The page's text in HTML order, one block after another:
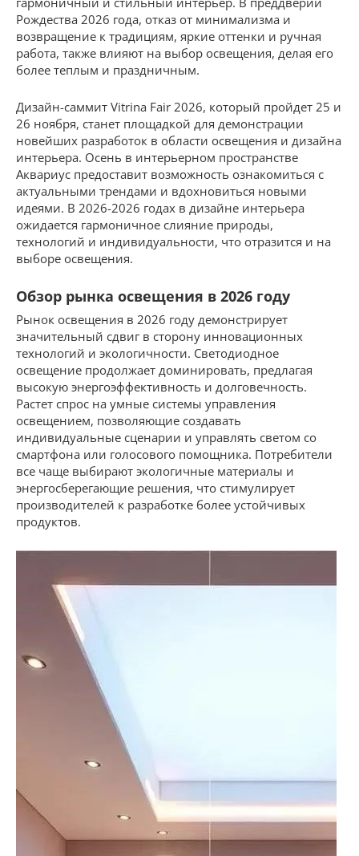
Рождества 2026 года, отказ от минимализма и
возвращение к традициям, яркие оттенки и ручная
работа, также влияют на выбор освещения, делая его
более теплым и праздничным.
Дизайн-саммит Vitrina Fair 2026, который пройдет 25 и
26 ноября, станет площадкой для демонстрации
новейших разработок в области освещения и дизайна
интерьера. Осень в интерьерном пространстве
Аквариус предоставит возможность ознакомиться с
актуальными трендами и вдохновиться новыми
идеями. В 2026-2026 годах в дизайне интерьера
ожидается гармоничное слияние природы,
технологий и индивидуальности, что отразится и на
выборе освещения.
Обзор рынка освещения в 2026 году
Рынок освещения в 2026 году демонстрирует
значительный сдвиг в сторону инновационных
технологий и экологичности. Светодиодное
освещение продолжает доминировать, предлагая
высокую энергоэффективность и долговечность.
Растет спрос на умные системы управления
освещением, позволяющие создавать
индивидуальные сценарии и управлять светом со
смартфона или голосового помощника. Потребители
все чаще выбирают экологичные материалы и
энергосберегающие решения, что стимулирует
производителей к разработке более устойчивых
продуктов.